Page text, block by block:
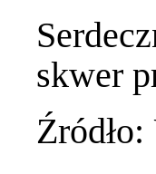
skwer